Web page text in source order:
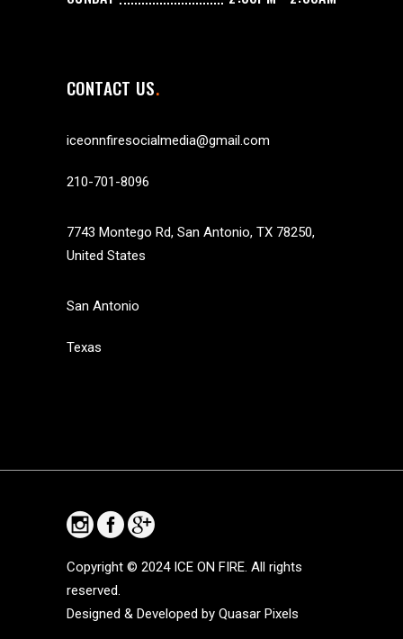
CONTACT US
iceonnfiresocialmedia@gmail.com
210-701-8096
7743 Montego Rd, San Antonio, TX 78250,
United States
San Antonio
Texas
Copyright © 2024ICE ON FIRE. All rights
reserved.
Designed & Developed by Quasar Pixels